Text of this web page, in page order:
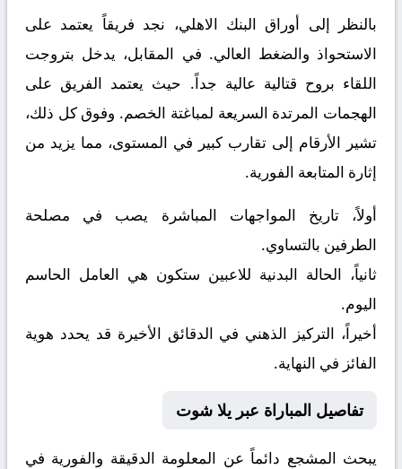
بالنظر إلى أوراق البنك الاهلي، نجد فريقاً يعتمد على
الاستحواذ والضغط العالي. في المقابل، يدخل بتروجت
اللقاء بروح قتالية عالية جداً. حيث يعتمد الفريق على
الهجمات المرتدة السريعة لمباغتة الخصم. وفوق كل ذلك،
تشير الأرقام إلى تقارب كبير في المستوى، مما يزيد من
إثارة المتابعة الفورية.
أولاً، تاريخ المواجهات المباشرة يصب في مصلحة
الطرفين بالتساوي.
ثانياً، الحالة البدنية للاعبين ستكون هي العامل الحاسم
اليوم.
أخيراً، التركيز الذهني في الدقائق الأخيرة قد يحدد هوية
الفائز في النهاية.
تفاصيل المباراة عبر يلا شوت
يبحث المشجع دائماً عن المعلومة الدقيقة والفورية في